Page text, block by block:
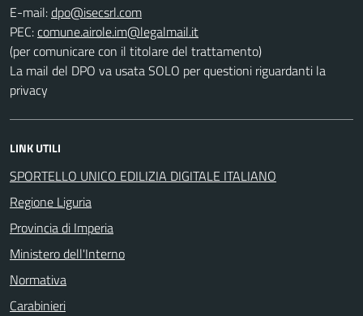
E-mail:
PEC:
(per comunicare con il titolare del trattamento)
La mail del DPO va usata SOLO per questioni riguardanti la
privacy
LINK UTILI
SPORTELLO UNICO EDILIZIA DIGITALE ITALIANO
Regione Liguria
Provincia di Imperia
Ministero dell'Interno
Normativa
Carabinieri